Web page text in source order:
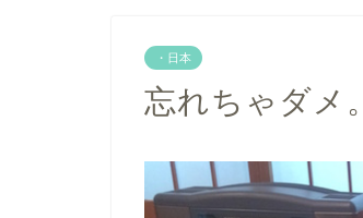
・日本
忘れちゃダメ。